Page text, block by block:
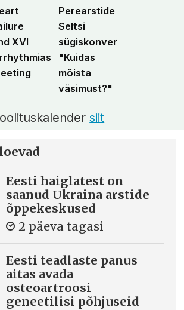
XVI
Perearstide
Seltsi
sügiskonverents
"Kuidas
mõista
väsimust?"
siit
Eesti haiglatest on
saanud Ukraina arstide
õppekeskused
2 päeva tagasi
Eesti teadlaste panus
aitas avada
osteoartroosi
geneetilisi põhjuseid